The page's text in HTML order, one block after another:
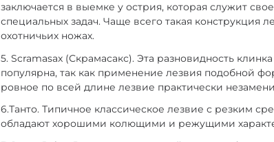
заключается в выемке у острия, которая служит
специальных задач. Чаще всего такая конструкция
охотничьих ножах.
5. Scramasax (Скрамасакс). Эта разновидность
популярна, так как применение лезвия подобной
ровное по всей длине лезвие практически
6.Танто. Типичное классическое лезвие с резким
обладают хорошими колющими и режущими